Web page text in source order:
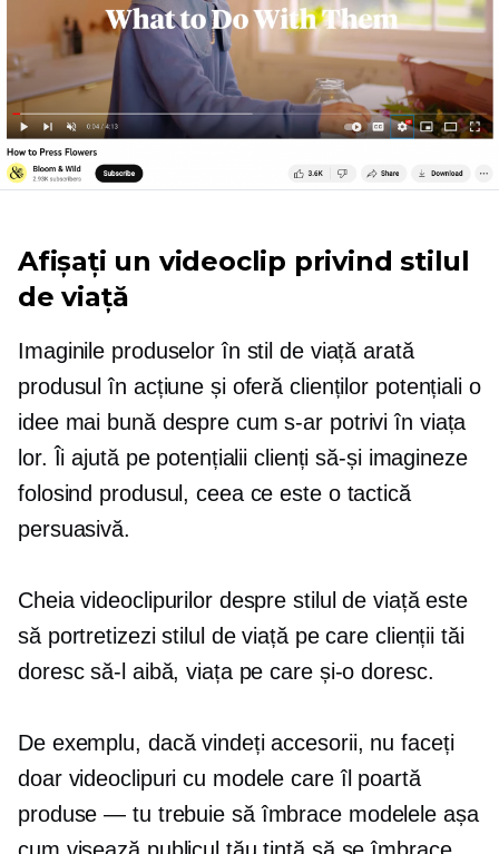
Afișați un videoclip privind stilul
de viață
Imaginile produselor în stil de viață arată
produsul în acțiune și oferă clienților potențiali o
idee mai bună despre cum s-ar potrivi în viața
lor. Îi ajută pe potențialii clienți să-și imagineze
folosind produsul, ceea ce este o tactică
persuasivă.
Cheia videoclipurilor despre stilul de viață este
să portretizezi stilul de viață pe care clienții tăi
doresc să-l aibă, viața pe care și-o doresc.
De exemplu, dacă vindeți accesorii, nu faceți
doar videoclipuri cu modele care îl poartă
produse — tu trebuie să îmbrace modelele așa